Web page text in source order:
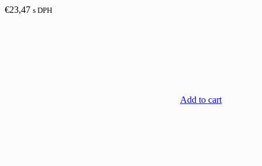
€23,47 s DPH
Add to cart